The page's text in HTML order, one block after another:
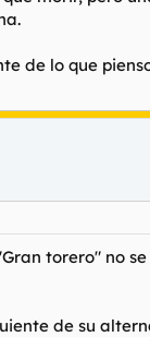
de lo que
torero" no
de su